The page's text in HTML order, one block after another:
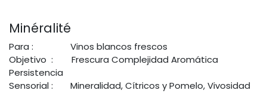
Minéralité
Para :
​Vinos blancos frescos
Objetivo :
Frescura Complejidad Aromática
Persistencia
Sensorial :
Mineralidad, Cítricos y Pomelo, Vivosidad